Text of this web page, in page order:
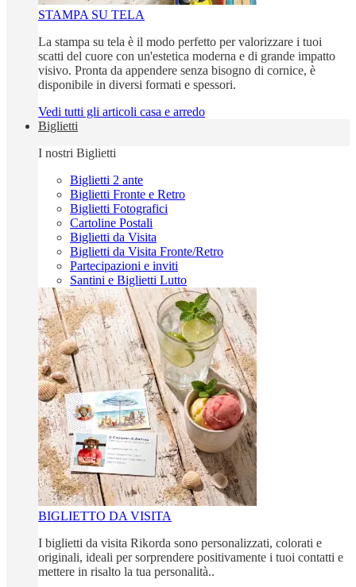
STAMPA SU TELA
La stampa su tela è il modo perfetto per valorizzare i tuoi
scatti del cuore con un'estetica moderna e di grande impatto
visivo. Pronta da appendere senza bisogno di cornice, è
disponibile in diversi formati e spessori.
Vedi tutti gli articoli casa e arredo
Biglietti
I nostri Biglietti
Biglietti 2 ante
Biglietti Fronte e Retro
Biglietti Fotografici
Cartoline Postali
Biglietti da Visita
Biglietti da Visita Fronte/Retro
Partecipazioni e inviti
Santini e Biglietti Lutto
BIGLIETTO DA VISITA
I biglietti da visita Rikorda sono personalizzati, colorati e
originali, ideali per sorprendere positivamente i tuoi contatti e
mettere in risalto la tua personalità..